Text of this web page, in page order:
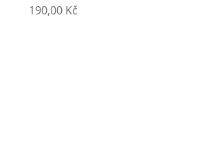
190,00Kč